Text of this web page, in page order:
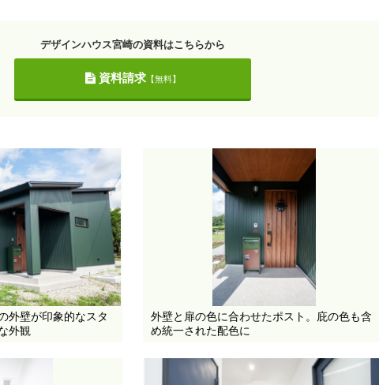
デザインハウス宮崎の資料はこちらから
資料請求【無料】
外壁が印象的なスタ
外観
外壁と扉の色に合わせたポスト。庇の色も含
め統一された配色に